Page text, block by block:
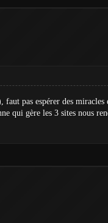
pas espérer des
qui gère les 3 sites nous